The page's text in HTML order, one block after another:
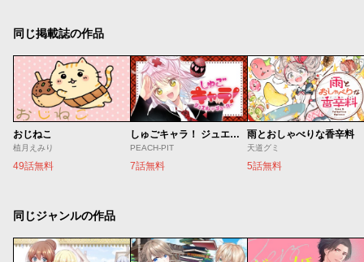
同じ掲載誌の作品
おじねこ
植月えみり
49話無料
しゅごキャラ！ ジュエルジョーカー
PEACH-PIT
7話無料
雨とおしゃべりな香辛料
天道グミ
5話無料
同じジャンルの作品